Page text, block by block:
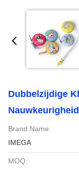
Dubbelzijdige
Brand Name:
IMEGA
MOQ: